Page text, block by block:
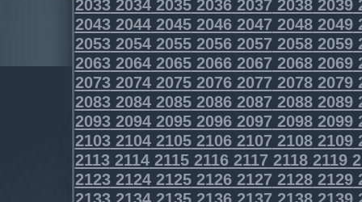
2033203420352036203720382039
2043204420452046204720482049
2053205420552056205720582059
2063206420652066206720682069
2073207420752076207720782079
2083208420852086208720882089
2093209420952096209720982099
2103210421052106210721082109
2113211421152116211721182119
2123212421252126212721282129